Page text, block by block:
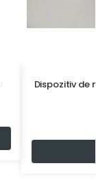
Dispozitiv de